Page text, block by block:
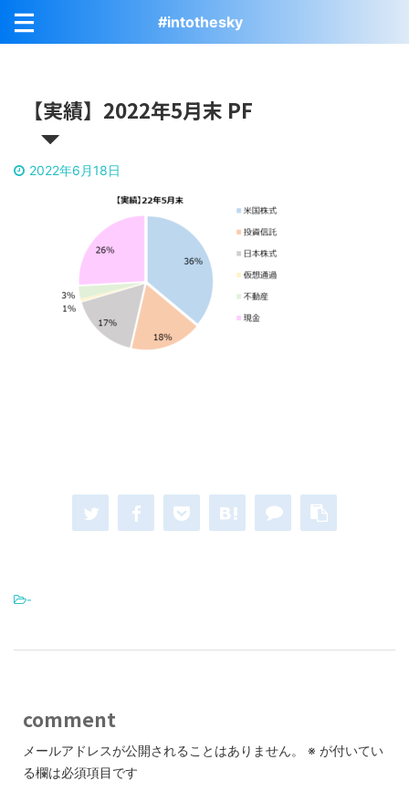
#intothesky
【実績】2022年5月末 PF
2022年6月18日
-
comment
メールアドレスが公開されることはありません。 ※ が付いてい
る欄は必須項目です